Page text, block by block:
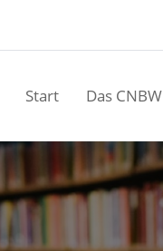
Start Das CNBW